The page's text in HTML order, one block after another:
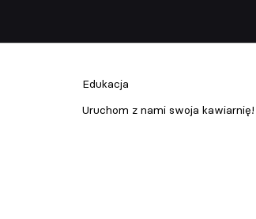
Edukacja
Uruchom z nami swoja kawiarnię!